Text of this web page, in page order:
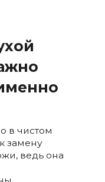
в чистом
замену
ведь она